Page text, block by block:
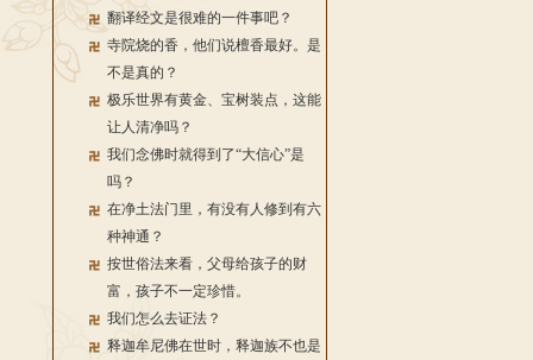
翻译经文是很难的一件事吧？
寺院烧的香，他们说檀香最好。是
不是真的？
极乐世界有黄金、宝树装点，这能
让人清净吗？
我们念佛时就得到了“大信心”是
吗？
在净土法门里，有没有人修到有六
种神通？
按世俗法来看，父母给孩子的财
富，孩子不一定珍惜。
我们怎么去证法？
释迦牟尼佛在世时，释迦族不也是